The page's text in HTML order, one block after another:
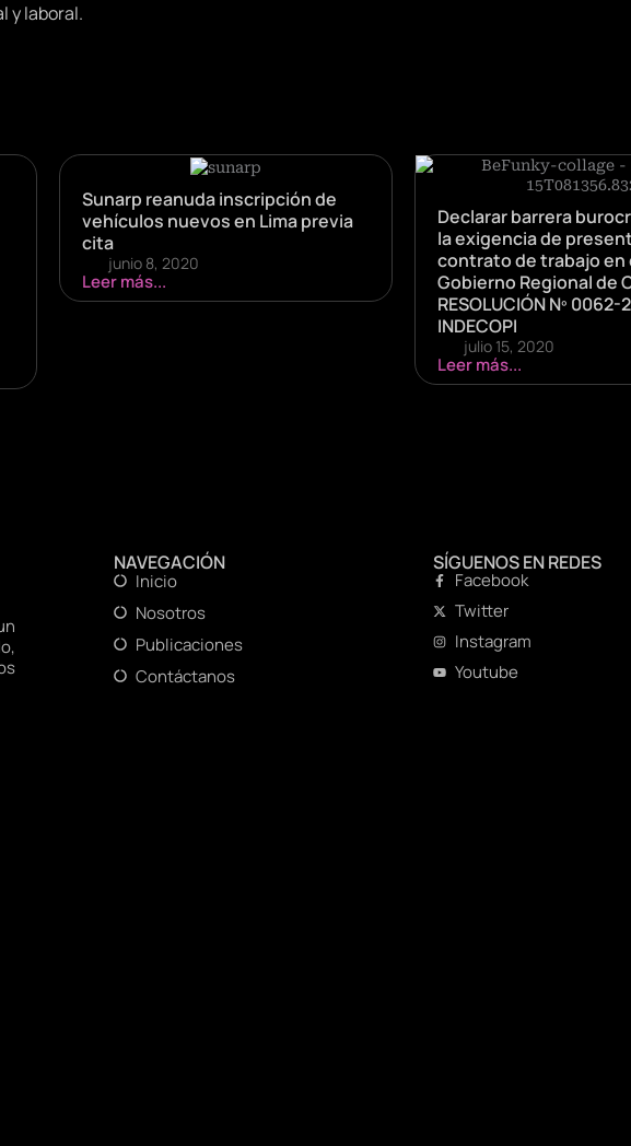
y laboral.
Sunarp reanuda inscripción de
vehículos nuevos en Lima previa
cita
junio 8, 2020
Leer más...
Declarar barrera
la exigencia de
contrato de trabajo en
Gobierno Regional de
RESOLUCIÓN Nº 0062-
INDECOPI
julio 15, 2020
Leer más...
NAVEGACIÓN
Inicio
Nosotros
Publicaciones
Contáctanos
SÍGUENOS EN REDES
Facebook
Twitter
Instagram
Youtube